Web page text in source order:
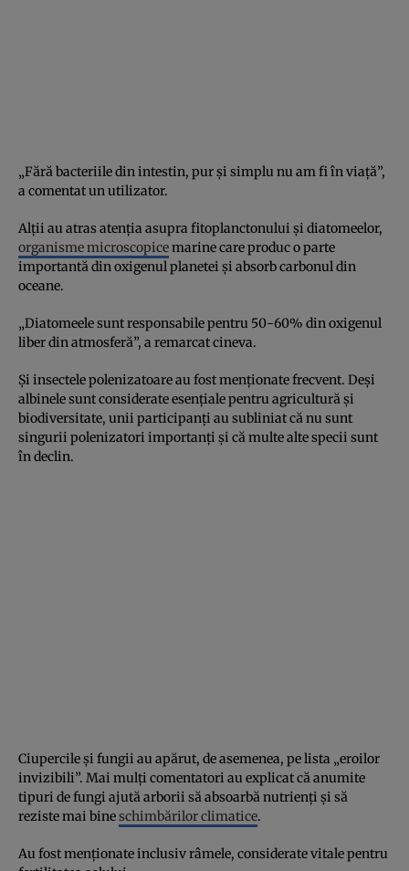
„Fără bacteriile din intestin, pur și simplu nu am fi în viață”,
a comentat un utilizator.
Alții au atras atenția asupra fitoplanctonului și diatomeelor,
organisme microscopicemarine care produc o parte
importantă din oxigenul planetei și absorb carbonul din
oceane.
„Diatomeele sunt responsabile pentru 50-60% din oxigenul
liber din atmosferă”, a remarcat cineva.
Și insectele polenizatoare au fost menționate frecvent. Deși
albinele sunt considerate esențiale pentru agricultură și
biodiversitate, unii participanți au subliniat că nu sunt
singurii polenizatori importanți și că multe alte specii sunt
în declin.
Ciupercile și fungii au apărut, de asemenea, pe lista „eroilor
invizibili”. Mai mulți comentatori au explicat că anumite
tipuri de fungi ajută arborii să absoarbă nutrienți și să
reziste mai bineschimbărilor climatice.
Au fost menționate inclusiv râmele, considerate vitale pentru